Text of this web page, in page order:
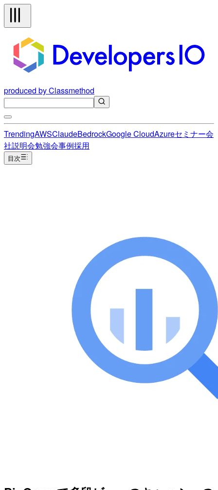
produced by Classmethod
TrendingAWSClaudeBedrockGoogle CloudAzureセミナー会
社説明会勉強会事例採用
目次